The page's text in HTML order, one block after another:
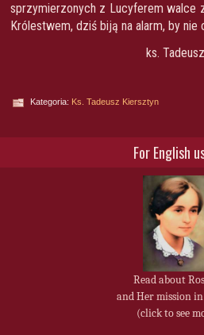
sprzymierzonych z Lucyferem walce
Królestwem, dziś biją na alarm, by nie
ks.
Kategoria: Ks. Tadeusz Kiersztyn
For English
Read about
and Her mission
(click to see